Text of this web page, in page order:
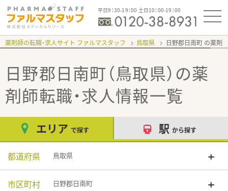
平日9：30-19：00 土日10：00-19：00
薬剤師の転職・求人サイト ファルマスタッフ 鳥取県 日野郡日南町
日野郡日南町（鳥取県） の薬
剤師転職・求人情報一覧
エリア で探す 駅 から探す
都道府県 鳥取県
市区町村 日野郡日南町